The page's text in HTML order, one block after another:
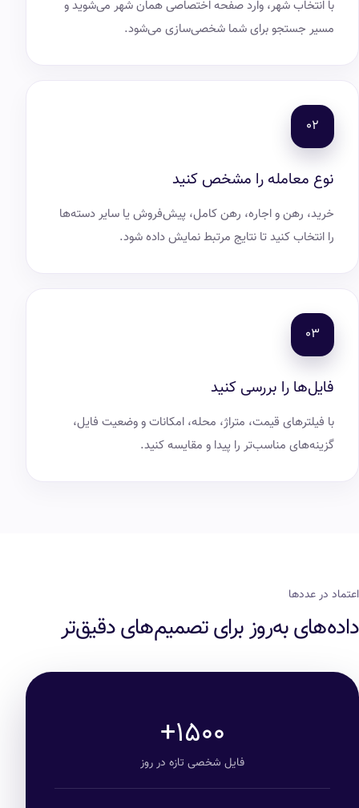
با انتخاب شهر، وارد صفحه اختصاصی همان شهر می‌شوید و
مسیر جستجو برای شما شخصی‌سازی می‌شود.
نوع معامله را مشخص کنید
خرید، رهن و اجاره، رهن کامل، پیش‌فروش یا سایر دسته‌ها
را انتخاب کنید تا نتایج مرتبط نمایش داده شود.
فایل‌ها را بررسی کنید
با فیلترهای قیمت، متراژ، محله، امکانات و وضعیت فایل،
گزینه‌های مناسب‌تر را پیدا و مقایسه کنید.
اعتماد در عددها
داده‌های به‌روز برای تصمیم‌های دقیق‌تر
۱۵۰۰+
فایل شخصی تازه در روز